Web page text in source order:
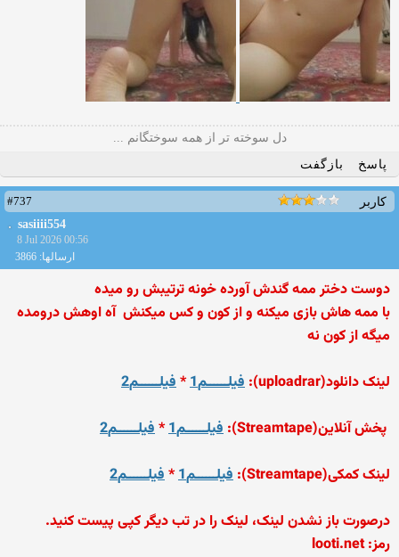
دل سوخته تر از همه سوختگانم ...
پاسخ
بازگفت
کاربر
#737
sasiiii554
8 Jul 2026 00:56
ارسالها: 3866
دوست دختر ممه گندش آورده خونه ترتیبش رو میده
با ممه هاش بازی میکنه و از کون و کس میکنش آه اوهش درومده
میگه از کون نه
لینک دانلود(uploadrar): فیلــــــم1 *فیلــــــم2
پخش آنلاین(Streamtape): فیلــــــم1 *فیلــــــم2
لینک کمکی(Streamtape): فیلــــــم1 *فیلــــــم2
درصورت باز نشدن لینک، لینک را در تب دیگر کپی پیست کنید.
رمز: looti.net